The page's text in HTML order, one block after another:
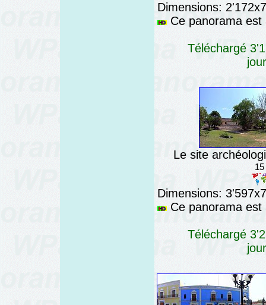
Dimensions:
Ce panorama est
Téléchargé
Le site
Dimensions:
Ce panorama est
Téléchargé